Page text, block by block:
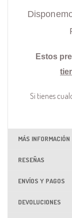
Estos
Si tienes
MÁS INFORMACIÓN
RESEÑAS
ENVÍOS Y PAGOS
DEVOLUCIONES